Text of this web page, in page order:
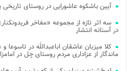
آیین باشکوه عاشورایی در روستای
سه اثر تازه از مجموعه «مفاخر
در آستانه انتشار
کلا میزبان عاشقان اباعبدالله در
ماندگار از عزاداری مردم روستای چل در